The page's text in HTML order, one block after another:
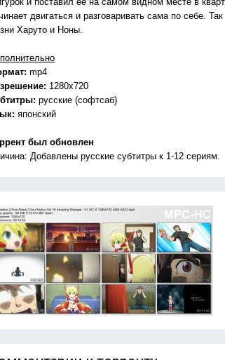
двигаться и разговаривать сама по себе.
Харуто и Ноны.
mp4
1280x720
русские (софтсаб)
японский
был обновлен
Добавлены русские субтитры к 1-12 сериям.